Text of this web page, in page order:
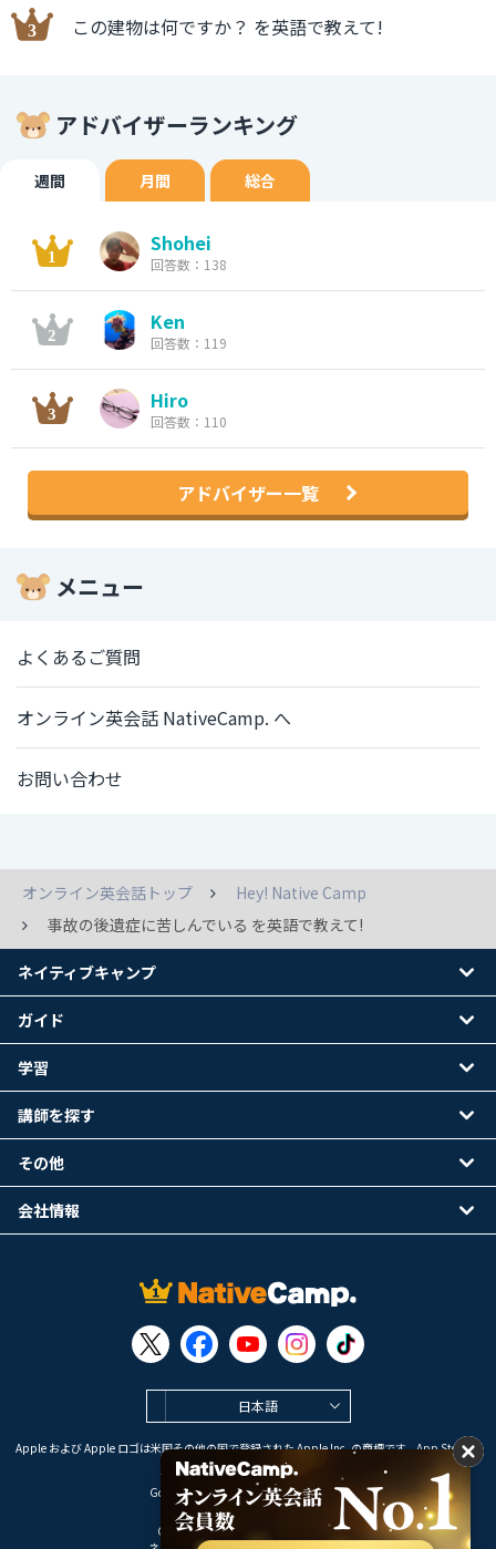
この建物は何ですか？ を英語で教えて!
アドバイザーランキング
週間 月間 総合
Shohei
回答数：138
Ken
回答数：119
Hiro
回答数：110
アドバイザー一覧
メニュー
よくあるご質問
オンライン英会話 NativeCamp. へ
お問い合わせ
オンライン英会話トップ
Hey! Native Camp
事故の後遺症に苦しんでいる を英語で教えて!
日本語
Apple および Apple ロゴは米国その他の国で登録された Apple Inc. の商標です。App Store は
Apple Inc. のサービスマークです。
Google Play は Google LLC の商標です。
Copyright © 2026 オンライン英会話
ネイティブキャンプ
ガイド
学習
講師を探す
その他
会社情報